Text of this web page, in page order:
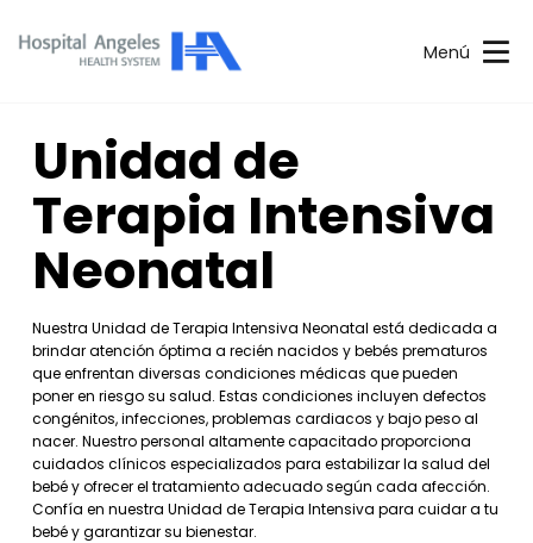
Menú
Unidad de
Terapia Intensiva
Neonatal
Nuestra Unidad de Terapia Intensiva Neonatal está dedicada a
brindar atención óptima a recién nacidos y bebés prematuros
que enfrentan diversas condiciones médicas que pueden
poner en riesgo su salud. Estas condiciones incluyen defectos
congénitos, infecciones, problemas cardiacos y bajo peso al
nacer. Nuestro personal altamente capacitado proporciona
cuidados clínicos especializados para estabilizar la salud del
bebé y ofrecer el tratamiento adecuado según cada afección.
Confía en nuestra Unidad de Terapia Intensiva para cuidar a tu
bebé y garantizar su bienestar.